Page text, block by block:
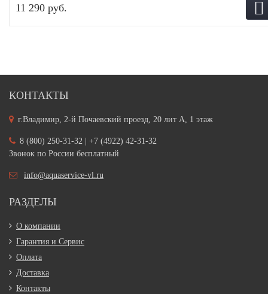
11 290 руб.
КОНТАКТЫ
г.Владимир, 2-й Почаевский проезд, 20 лит А, 1 этаж
8 (800) 250-31-32 | +7 (4922) 42-31-32
Звонок по России бесплатный
info@aquaservice-vl.ru
РАЗДЕЛЫ
О компании
Гарантия и Сервис
Оплата
Доставка
Контакты